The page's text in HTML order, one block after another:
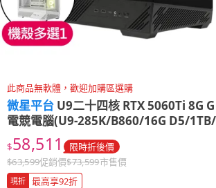
此商品無軟體，歡迎加購區選購
微星平台 U9二十四核 RTX 5060Ti 8G
電競電腦(U9-285K/B860/16G D5/
$58,511 限時折後價
$63,599促銷價$73,599市售價
現折 最高享92折